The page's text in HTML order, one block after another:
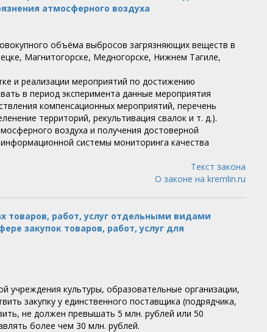
атмосферного воздуха
объёма выбросов загрязняющих веществ в
Магнитогорске, Медногорске, Нижнем Тагиле,
и реализации мероприятий по достижению
в период эксперимента данные мероприятия
компенсационных мероприятий, перечень
территорий, рекультивация свалок и т. д.).
воздуха и получения достоверной
системы мониторинга качества
Текст закона
О законе на kremlin.ru
товаров, работ, услуг отдельными видами
закупок товаров, работ, услуг для
учреждения культуры, образовательные организации,
закупку у единственного поставщика (подрядчика,
не должен превышать 5 млн. рублей или 50
более чем 30 млн. рублей.